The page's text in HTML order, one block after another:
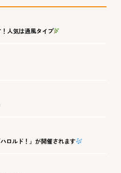
人気は通風タイプ
ロルド！」が開催されます